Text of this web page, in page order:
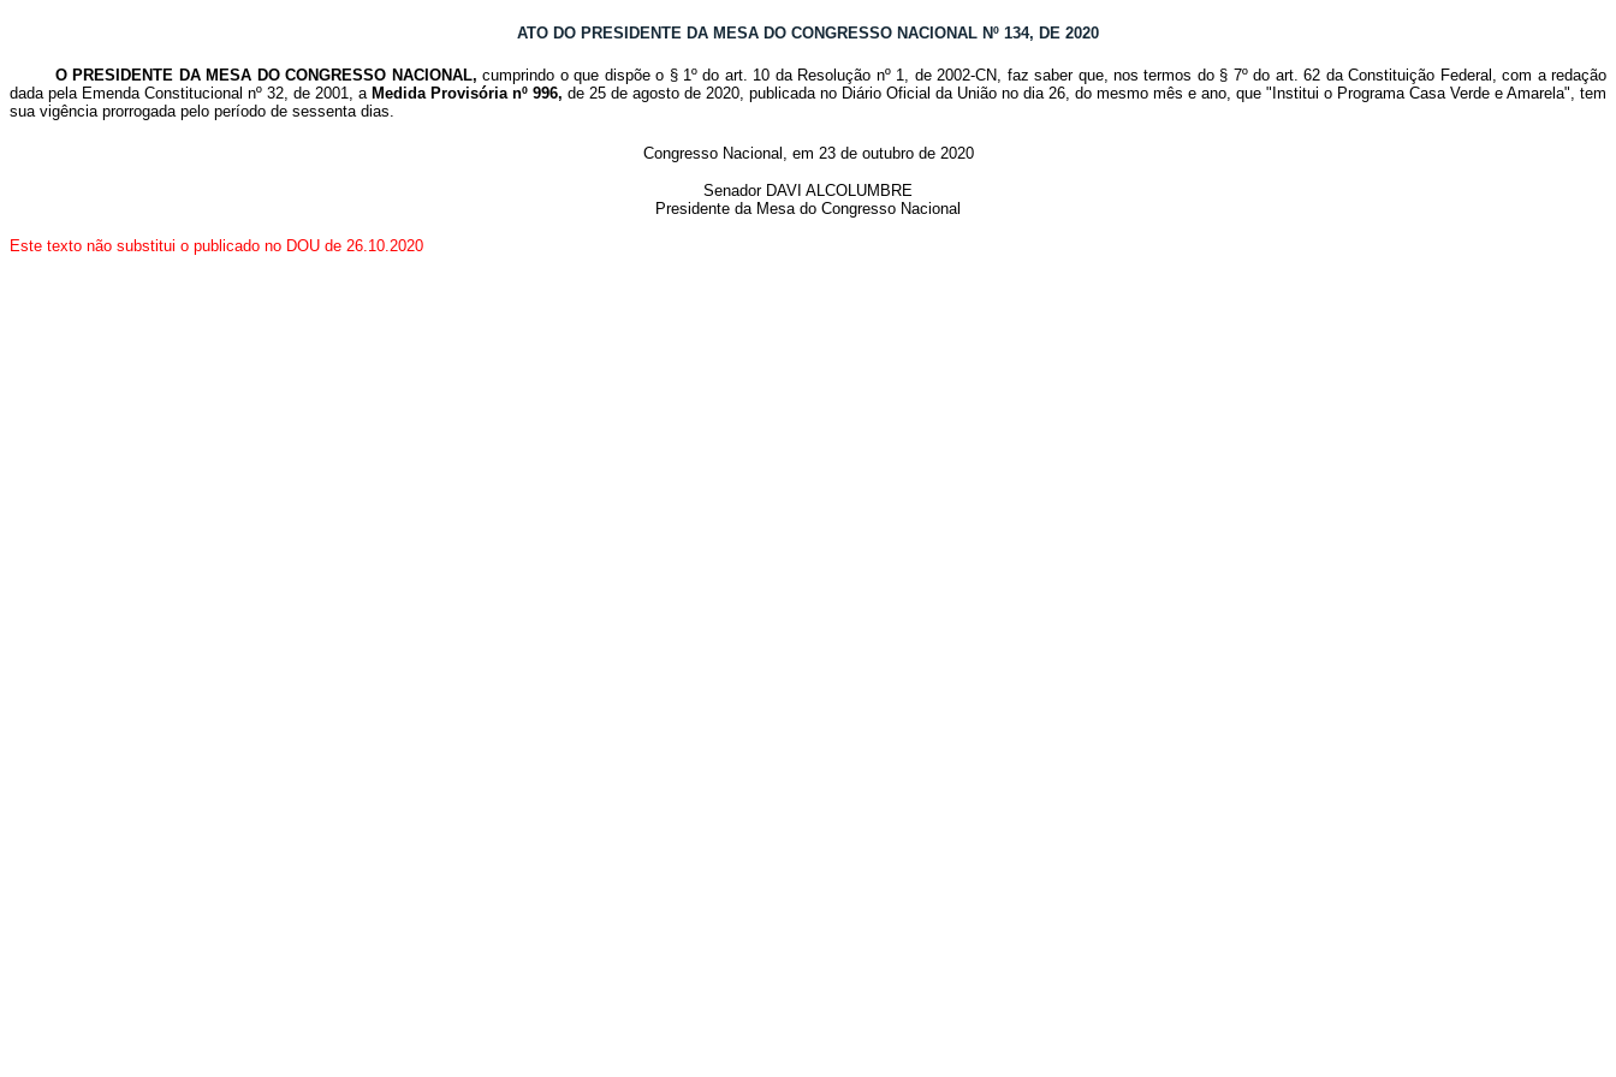
ATO DO PRESIDENTE DA MESA DO CONGRESSO NACIONAL Nº 134, DE 2020
O PRESIDENTE DA MESA DO CONGRESSO NACIONAL,cumprindo o que dispõe o § 1º do art. 10 da Resolução nº 1, de 2002-CN, faz saber que, nos termos do § 7º do art. 62 da Constituição Federal, com a redação
dada pela Emenda Constitucional nº 32, de 2001, a Medida Provisória nº 996, de 25 de agosto de 2020, publicada no Diário Oficial da União no dia 26, do mesmo mês e ano, que "Institui o Programa Casa Verde e Amarela", tem
sua vigência prorrogada pelo período de sessenta dias.
Congresso Nacional, em 23 de outubro de 2020
Senador DAVI ALCOLUMBRE
Presidente da Mesa do Congresso Nacional
Este texto não substitui o publicado no DOU de 26.10.2020